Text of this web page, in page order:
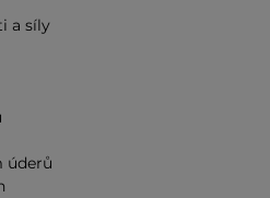
a síly
úderů